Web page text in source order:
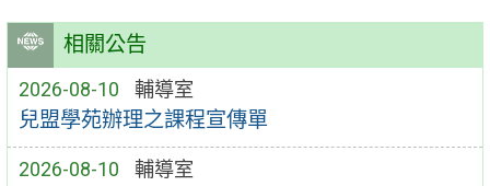
相關公告
2026-08-10 輔導室
兒盟學苑辦理之課程宣傳單
2026-08-10 輔導室